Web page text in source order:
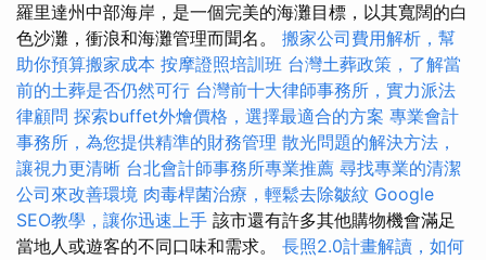
羅里達州中部海岸，是一個完美的海灘目標，以其寬闊的白
色沙灘，衝浪和海灘管理而聞名。 搬家公司費用解析，幫
助你預算搬家成本 按摩證照培訓班 台灣土葬政策，了解當
前的土葬是否仍然可行 台灣前十大律師事務所，實力派法
律顧問 探索buffet外燴價格，選擇最適合的方案 專業會計
事務所，為您提供精準的財務管理 散光問題的解決方法，
讓視力更清晰 台北會計師事務所專業推薦 尋找專業的清潔
公司來改善環境 肉毒桿菌治療，輕鬆去除皺紋 Google
SEO教學，讓你迅速上手 該市還有許多其他購物機會滿足
當地人或遊客的不同口味和需求。 長照2.0計畫解讀，如何